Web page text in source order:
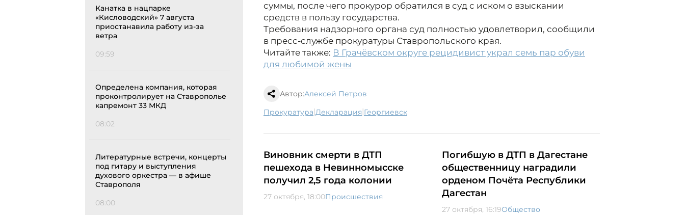
Канатка в нацпарке
«Кисловодский» 7 августа
приостанавила работу из-за
ветра
09:59
Определена компания, которая
проконтролирует на Ставрополье
капремонт 33 МКД
08:02
Литературные встречи, концерты
под гитару и выступления
духового оркестра — в афише
Ставрополя
08:00
суммы, после чего прокурор обратился в суд с иском о взыскании
средств в пользу государства.
Требования надзорного органа суд полностью удовлетворил, сообщили
в пресс-службе прокуратуры Ставропольского края.
Читайте также: В Грачёвском округе рецидивист украл семь пар обуви
для любимой жены
Автор:Алексей Петров
прокуратура| декларация| Георгиевск
Виновник смерти в ДТП
пешехода в Невинномысске
получил 2,5 года колонии
27 октября, 18:00Происшествия
Погибшую в ДТП в Дагестане
общественницу наградили
орденом Почёта Республики
Дагестан
27 октября, 16:19Общество